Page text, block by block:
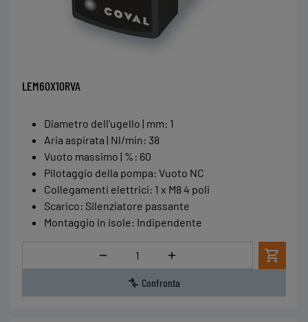
LEM60X10RVA
Diametro dell'ugello | mm: 1
Aria aspirata | Nl/min: 38
Vuoto massimo | % : 60
Pilotaggio della pompa: Vuoto NC
Collegamenti elettrici: 1 x M8 4 poli
Scarico: Silenziatore passante
Montaggio in isole: Indipendente
Quantità
Confronta